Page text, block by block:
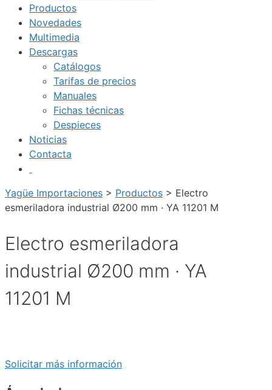
Productos
Novedades
Multimedia
Descargas
Catálogos
Tarifas de precios
Manuales
Fichas técnicas
Despieces
Noticias
Contacta
Yagüe Importaciones > Productos > Electro
esmeriladora industrial Ø200 mm · YA 11201 M
Electro esmeriladora
industrial Ø200 mm · YA
11201 M
Solicitar más información